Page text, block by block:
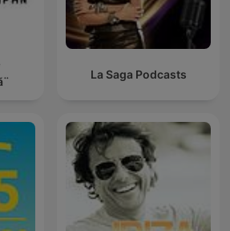
La Saga Podcasts